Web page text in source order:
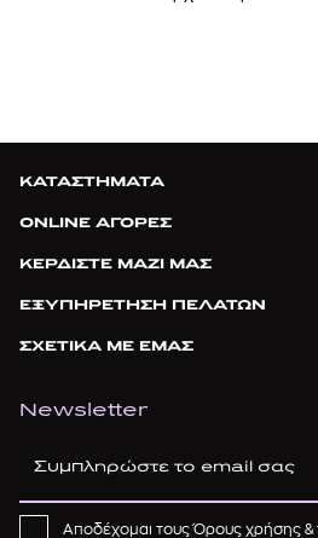
ΚΑΤΑΣΤΗΜΑΤΑ
ONLINE ΑΓΟΡΕΣ
ΚΕΡΔΙΣΤΕ ΜΑΖΙ ΜΑΣ
ΕΞΥΠΗΡΕΤΗΣΗ ΠΕΛΑΤΩΝ
ΣΧΕΤΙΚΑ ΜΕ ΕΜΑΣ
Newsletter
Αποδέχομαι τουςΌρους χρήσης &